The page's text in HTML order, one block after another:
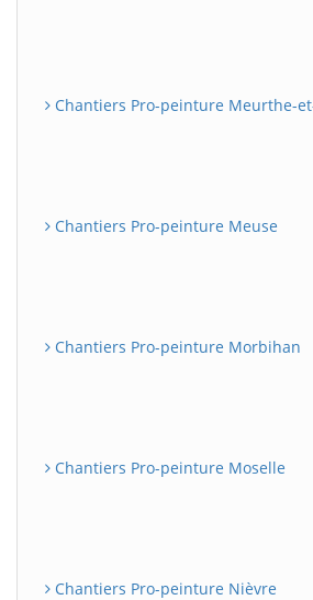
Chantiers Pro-peinture Meurthe-
Chantiers Pro-peinture Meuse
Chantiers Pro-peinture Morbihan
Chantiers Pro-peinture Moselle
Chantiers Pro-peinture Nièvre